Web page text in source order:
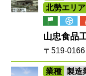
北勢エリア
山忠食品
〒519-
業種
製造